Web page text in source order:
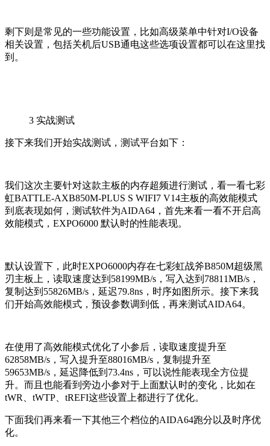
剩下则是常见的一些功能设置，比如高级菜单中针对I/O设备
相关设置，包括关机后USB通电这些选项设置都可以在这里找
到。
3 实战测试
接下来我们开始实战测试，测试平台如下：
我们这次主要针对这款主板的内存超频进行测试，看一看七彩
虹BATTLE-AXB850M-PLUS S WIFI7 V14主板的高效能模式
到底表现如何，测试软件为AIDA64，首先来看一看不开启高
效能模式，EXPO6000 默认时的性能表现。
默认设置下，此时EXPO6000内存在七彩虹战斧B850M超级黑
刃主板上，读取速度达到58199MB/s，写入达到78811MB/s，
复制达到55826MB/s，延迟79.8ns，时序如图所示。接下来我
们开始高效能模式，预设参数调到低，再来测试AIDA64。
在使用了高效能模式优化了小参后，读取速度提升至
62858MB/s，写入提升至88016MB/s，复制提升至
59653MB/s，延迟降低到73.4ns，可以说性能表现全方位提
升。而且也能看到旁边小参对于上面默认时的变化，比如在
tWR、tWTP、tREFI这些设置上都进行了优化。
下面我们再来看一下其他三个档位的AIDA64跑分以及时序优
化。